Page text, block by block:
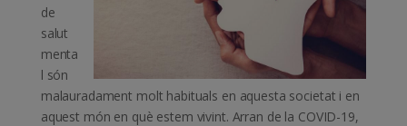
de
salut
menta
l són
malauradament molt habituals en aquesta societat i en
aquest món en què estem vivint. Arran de la COVID-19,